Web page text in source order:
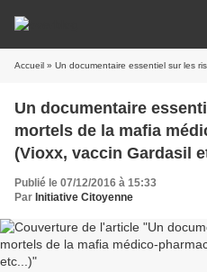
Accueil » Un documentaire essentiel sur les risques mortels de
Un documentaire
mortels de la mafia
(Vioxx, vaccin Gardasil
Publié le 07/12/2016 à 15:33
Par Initiative Citoyenne